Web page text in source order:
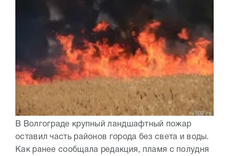
В Волгограде крупный ландшафтный пожар
оставил часть районов города без света и воды.
Как ранее сообщала редакция, пламя с полудня